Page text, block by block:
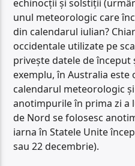
echinocții și solstiții
unul meteorologic care
din calendarul iulian?
occidentale utilizate pe
privește datele de început
exemplu, în Australia
calendarul meteorologic
anotimpurile în prima zi a
de Nord se folosesc
iarna în Statele Unite
sau 22 decembrie).